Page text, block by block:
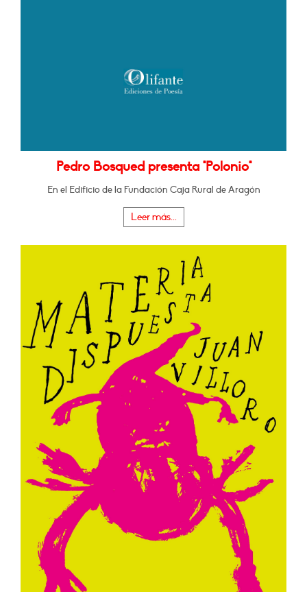
Pedro Bosqued presenta "Polonio"
En el Edificio de la Fundación Caja Rural de Aragón
Leer más...